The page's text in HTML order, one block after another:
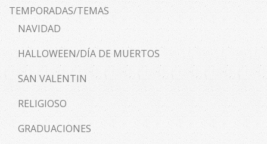
TEMPORADAS/TEMAS
NAVIDAD
HALLOWEEN/DÍA DE MUERTOS
SAN VALENTIN
RELIGIOSO
GRADUACIONES